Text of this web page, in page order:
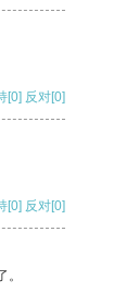
[0] 反对[0]
[0] 反对[0]